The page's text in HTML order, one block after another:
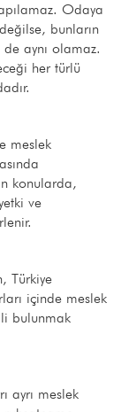
Odaya
bunların
aynı olamaz.
her türlü
meslek
konularda,
ve
Türkiye
içinde meslek
bulunmak
ayrı meslek